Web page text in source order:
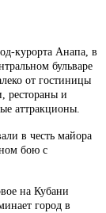
курорта Анапа, в
бульваре
от гостиницы
рестораны и
аттракционы.
в честь майора
бою с
на Кубани
город в